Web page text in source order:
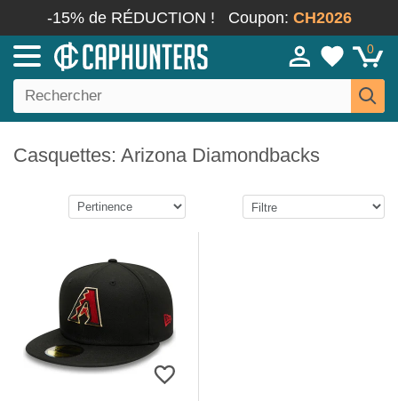
-15% de RÉDUCTION ! Coupon: CH2026
0
Casquettes: Arizona Diamondbacks